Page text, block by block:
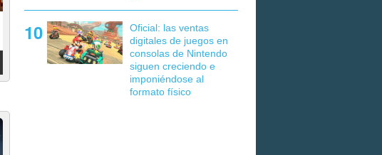
Oficial: las ventas
digitales de juegos en
consolas de Nintendo
siguen creciendo e
imponiéndose al
formato físico